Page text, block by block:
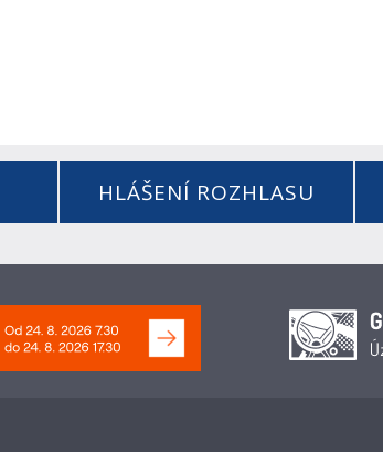
HLÁŠENÍ ROZHLASU